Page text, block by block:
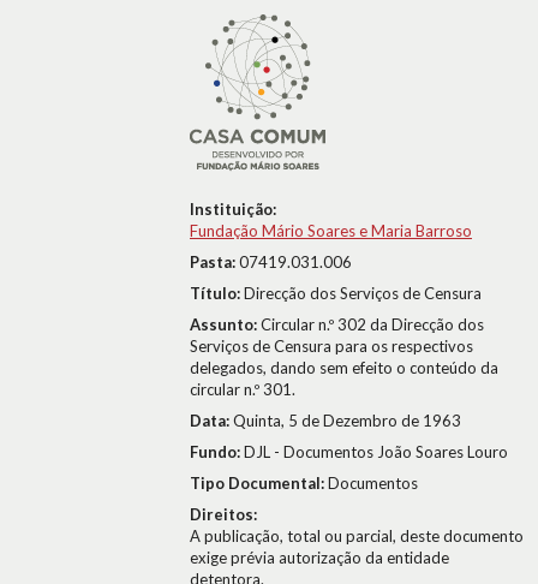
Instituição:
Fundação Mário Soares e Maria Barroso
Pasta:07419.031.006
Título:Direcção dos Serviços de Censura
Assunto:Circular n.º 302 da Direcção dos
Serviços de Censura para os respectivos
delegados, dando sem efeito o conteúdo da
circular n.º 301.
Data:Quinta, 5 de Dezembro de 1963
Fundo:DJL - Documentos João Soares Louro
Tipo Documental:Documentos
Direitos:
A publicação, total ou parcial, deste documento
exige prévia autorização da entidade
detentora.